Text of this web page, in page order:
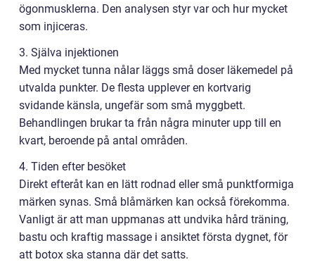
ögonmusklerna. Den analysen styr var och hur mycket
som injiceras.
3. Själva injektionen
Med mycket tunna nålar läggs små doser läkemedel på
utvalda punkter. De flesta upplever en kortvarig
svidande känsla, ungefär som små myggbett.
Behandlingen brukar ta från några minuter upp till en
kvart, beroende på antal områden.
4. Tiden efter besöket
Direkt efteråt kan en lätt rodnad eller små punktformiga
märken synas. Små blåmärken kan också förekomma.
Vanligt är att man uppmanas att undvika hård träning,
bastu och kraftig massage i ansiktet första dygnet, för
att botox ska stanna där det satts.